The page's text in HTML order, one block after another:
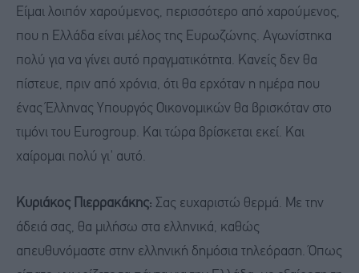
Είμαι λοιπόν χαρούμενος, περισσότερο από χαρούμενος,
που η Ελλάδα είναι μέλος της Ευρωζώνης. Αγωνίστηκα
πολύ για να γίνει αυτό πραγματικότητα. Κανείς δεν θα
πίστευε, πριν από χρόνια, ότι θα ερχόταν η ημέρα που
ένας Έλληνας Υπουργός Οικονομικών θα βρισκόταν στο
τιμόνι του Eurogroup. Και τώρα βρίσκεται εκεί. Και
χαίρομαι πολύ γι' αυτό.
Κυριάκος Πιερρακάκης: Σας ευχαριστώ θερμά. Με την
άδειά σας, θα μιλήσω στα ελληνικά, καθώς
απευθυνόμαστε στην ελληνική δημόσια τηλεόραση. Όπως